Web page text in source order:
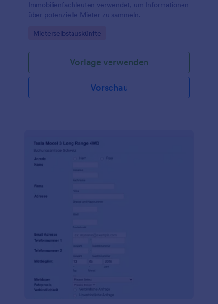
Immobilienfachleuten verwendet, um Informationen
über potenzielle Mieter zu sammeln.
Go to Category:
Mieterselbstauskünfte
Vorlage verwenden
Vorschau